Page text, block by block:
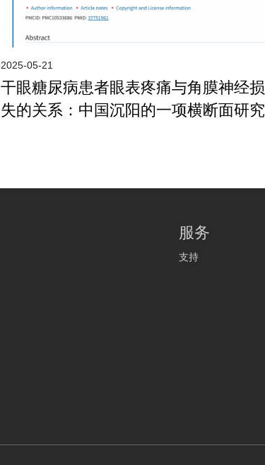
2025-05-21
干眼糖尿病患者眼表疼痛与角膜神经损
失的关系：中国沉阳的一项横断面研究
服务
支持